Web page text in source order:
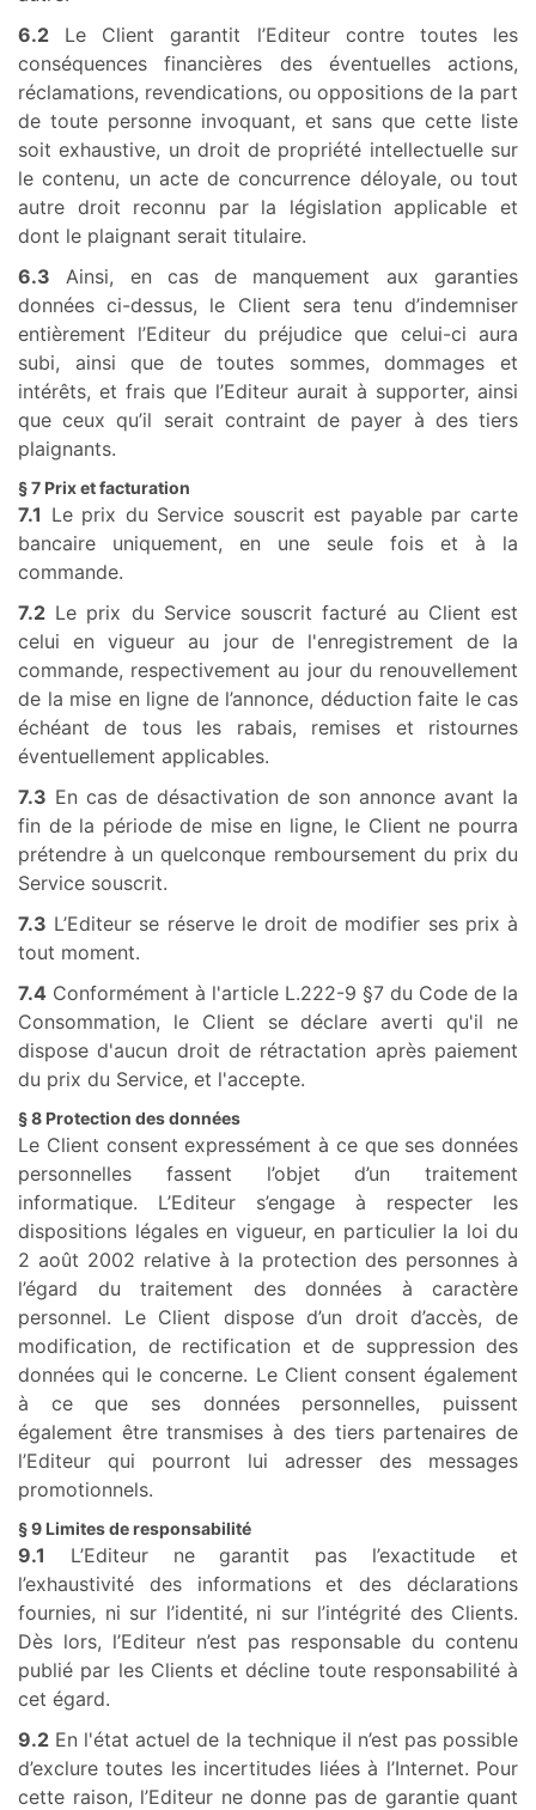
6.2 Le Client garantit l’Editeur contre toutes les
conséquences financières des éventuelles actions,
réclamations, revendications, ou oppositions de la part
de toute personne invoquant, et sans que cette liste
soit exhaustive, un droit de propriété intellectuelle sur
le contenu, un acte de concurrence déloyale, ou tout
autre droit reconnu par la législation applicable et
dont le plaignant serait titulaire.
6.3 Ainsi, en cas de manquement aux garanties
données ci-dessus, le Client sera tenu d’indemniser
entièrement l’Editeur du préjudice que celui-ci aura
subi, ainsi que de toutes sommes, dommages et
intérêts, et frais que l’Editeur aurait à supporter, ainsi
que ceux qu’il serait contraint de payer à des tiers
plaignants.
§ 7 Prix et facturation
7.1 Le prix du Service souscrit est payable par carte
bancaire uniquement, en une seule fois et à la
commande.
7.2 Le prix du Service souscrit facturé au Client est
celui en vigueur au jour de l'enregistrement de la
commande, respectivement au jour du renouvellement
de la mise en ligne de l’annonce, déduction faite le cas
échéant de tous les rabais, remises et ristournes
éventuellement applicables.
7.3 En cas de désactivation de son annonce avant la
fin de la période de mise en ligne, le Client ne pourra
prétendre à un quelconque remboursement du prix du
Service souscrit.
7.3 L’Editeur se réserve le droit de modifier ses prix à
tout moment.
7.4 Conformément à l'article L.222-9 §7 du Code de la
Consommation, le Client se déclare averti qu'il ne
dispose d'aucun droit de rétractation après paiement
du prix du Service, et l'accepte.
§ 8 Protection des données
Le Client consent expressément à ce que ses données
personnelles fassent l’objet d’un traitement
informatique. L’Editeur s’engage à respecter les
dispositions légales en vigueur, en particulier la loi du
2 août 2002 relative à la protection des personnes à
l’égard du traitement des données à caractère
personnel. Le Client dispose d’un droit d’accès, de
modification, de rectification et de suppression des
données qui le concerne. Le Client consent également
à ce que ses données personnelles, puissent
également être transmises à des tiers partenaires de
l’Editeur qui pourront lui adresser des messages
promotionnels.
§ 9 Limites de responsabilité
9.1 L’Editeur ne garantit pas l’exactitude et
l’exhaustivité des informations et des déclarations
fournies, ni sur l’identité, ni sur l’intégrité des Clients.
Dès lors, l’Editeur n’est pas responsable du contenu
publié par les Clients et décline toute responsabilité à
cet égard.
9.2 En l'état actuel de la technique il n’est pas possible
d’exclure toutes les incertitudes liées à l’Internet. Pour
cette raison, l’Editeur ne donne pas de garantie quant